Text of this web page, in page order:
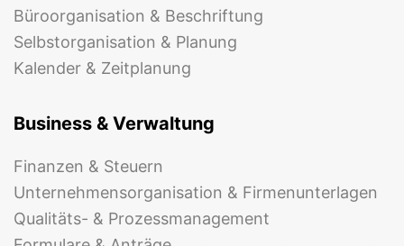
Büroorganisation & Beschriftung
Selbstorganisation & Planung
Kalender & Zeitplanung
Business & Verwaltung
Finanzen & Steuern
Unternehmensorganisation & Firmenunterlagen
Qualitäts- & Prozessmanagement